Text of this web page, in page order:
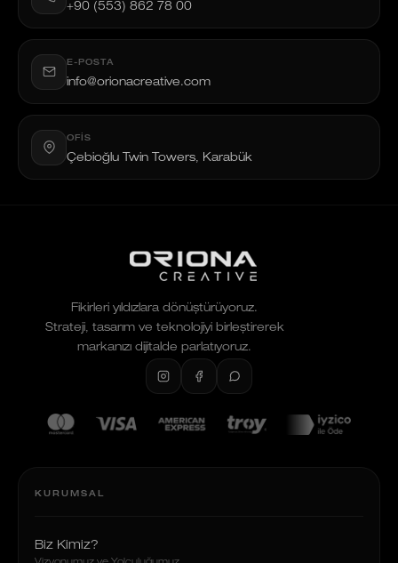
+90 (553) 862 78 00
E-POSTA
info@orionacreative.com
OFIS
Çebioğlu Twin Towers, Karabük
Fikirleri yıldızlara dönüştürüyoruz.
Strateji, tasarım ve teknolojiyi birleştirerek
markanızı dijitalde parlatıyoruz.
KURUMSAL
Biz Kimiz?